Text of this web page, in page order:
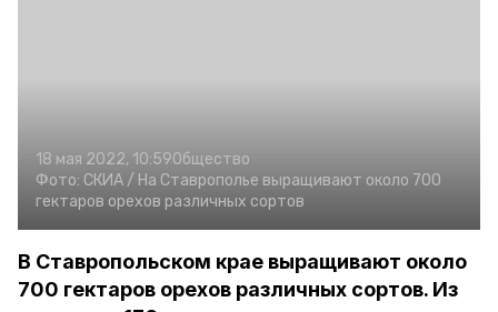
18 мая 2022, 10:59Общество
Фото: СКИА / На Ставрополье выращивают около 700
гектаров орехов различных сортов
В Ставропольском крае выращивают около
700 гектаров орехов различных сортов. Из